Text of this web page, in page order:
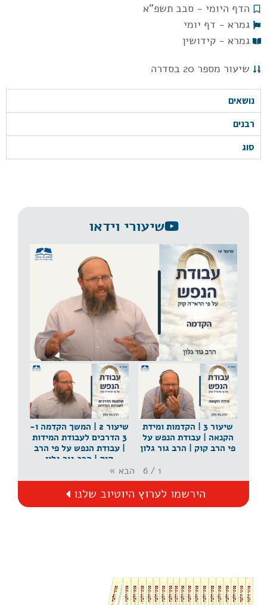
נושאים
רבנים
סוג
שיעורי וידאו
שיעור 1 | הקדמה | עבודת הנפש על פי הרב קוק | הרב
גור גלון
שיעור 2 | המשך הקדמה ו-
3 הדרכים לעבודת המידות
| עבודת הנפש על פי הרב
קוק | הרב גור גלון
שיעור 3 | הקדמות ומידת
הקנאה | עבודת הנפש על
פי הרב קוק | הרב גור גלון
1
/
6 הבא »
הירשמו לערוץ היוטיוב שלנו
הדף היומי - סבב תשפ"א
גמרא - דף יומי
גמרא - קידושין
שיעור מספר 20 בסדרה